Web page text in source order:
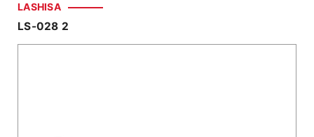
LASHISA
LS-028 2